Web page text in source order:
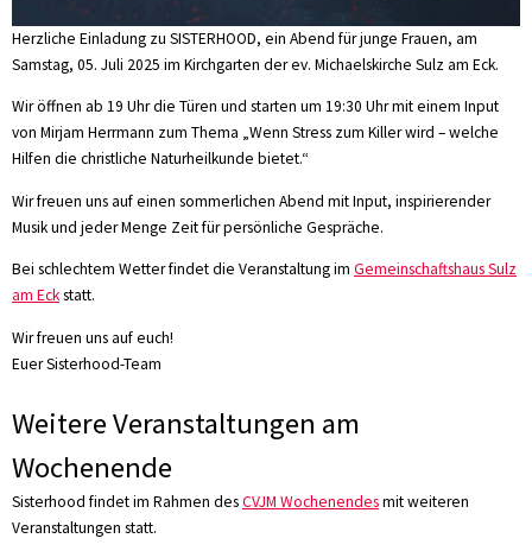
Herzliche Einladung zu SISTERHOOD, ein Abend für junge Frauen, am
Samstag, 05. Juli 2025 im Kirchgarten der ev. Michaelskirche Sulz am Eck.
Wir öffnen ab 19 Uhr die Türen und starten um 19:30 Uhr mit einem Input
von Mirjam Herrmann zum Thema „Wenn Stress zum Killer wird – welche
Hilfen die christliche Naturheilkunde bietet.“
Wir freuen uns auf einen sommerlichen Abend mit Input, inspirierender
Musik und jeder Menge Zeit für persönliche Gespräche.
Bei schlechtem Wetter findet die Veranstaltung im Gemeinschaftshaus Sulz
am Eckstatt.
Wir freuen uns auf euch!
Euer Sisterhood-Team
Weitere Veranstaltungen am
Wochenende
Sisterhood findet im Rahmen desCVJM Wochenendesmit weiteren
Veranstaltungen statt.